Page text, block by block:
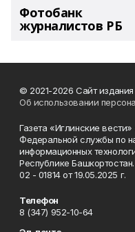
Фотобанк
журналистов РБ
© 2021-2026 Сайт
Об использовании
Газета «Иглинские
Федеральной службы по
информационных
Республике
02 - 01814 от 19.05.2025 г.
Телефон
8 (347) 952-10-64